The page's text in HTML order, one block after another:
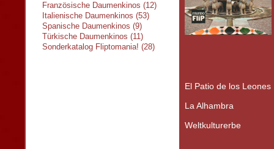
Französische Daumenkinos (12)
Italienische Daumenkinos (53)
Spanische Daumenkinos (9)
Türkische Daumenkinos (11)
Sonderkatalog Fliptomania! (28)
El Patio de los Leones
La Alhambra
Weltkulturerbe